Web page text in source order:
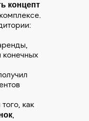
концепт
конечных
как
,